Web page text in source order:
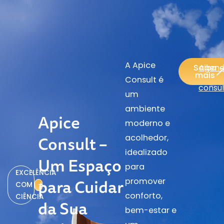
EXCELÊNCIA
COM
CIÊNCIA
+
Apice
Consult –
Um Espaço
para Cuidar
da Sua
A Apice
Consult é
um
ambiente
moderno e
acolhedor,
idealizado
para
promover
conforto,
bem-estar e
Saiba
mais